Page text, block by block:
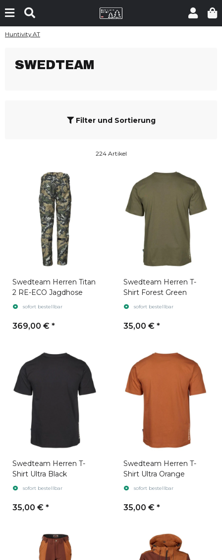
Huntivity AT
SWEDTEAM
Filter und Sortierung
224 Artikel
Swedteam Herren Titan
2 RE-ECO Jagdhose
sofort bestellbar
369,00 € *
Swedteam Herren T-
Shirt Forest Green
sofort bestellbar
35,00 € *
Swedteam Herren T-
Shirt Ultra Black
sofort bestellbar
35,00 € *
Swedteam Herren T-
Shirt Ultra Orange
sofort bestellbar
35,00 € *